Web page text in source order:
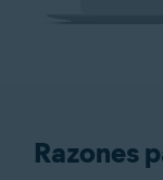
Razones